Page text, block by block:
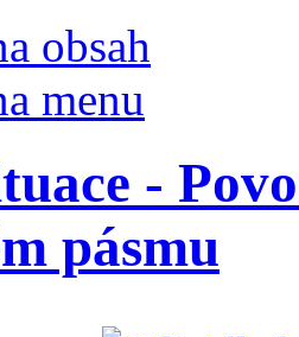
obsah
menu
-
pásmu